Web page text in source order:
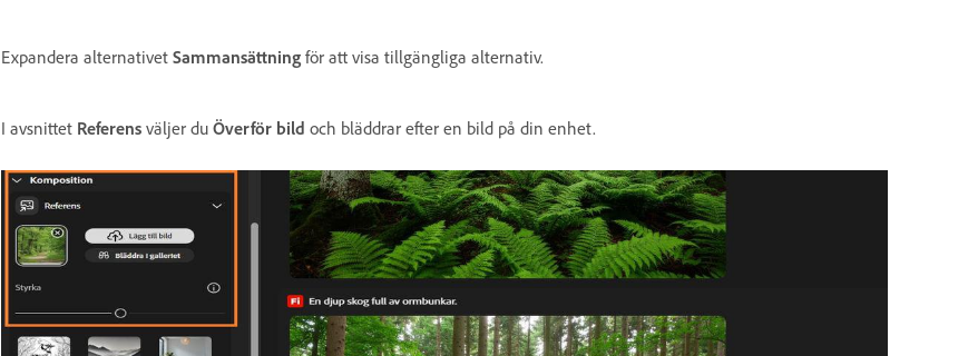
Expandera alternativet Sammansättning för att visa tillgängliga alternativ.
I avsnittet Referens väljer du Överför bild och bläddrar efter en bild på din enhet.